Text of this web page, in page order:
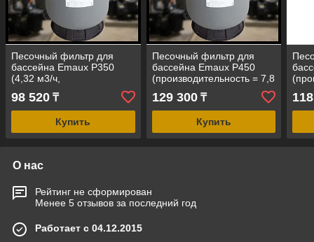
Песочный фильтр для
бассейна Emaux P350
(4,32 м3/ч,
полипропиленовый,
верхний клапан)
98 520 ₸
Купить
Песочный фильтр для
бассейна Emaux P450
(производительность = 7,8
м3/ч, полипропиленовый,
верхний клапан)
129 300₸
Купить
О нас
Рейтинг не сформирован
Менее 5 отзывов за последний год
Работает с 04.12.2015